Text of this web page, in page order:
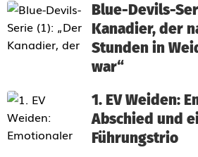
Blue-Devils-
Kanadier, der
Stunden in
war“
1. EV Weiden:
Abschied und
Führungstrio